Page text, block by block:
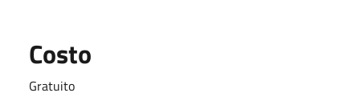
Costo
Gratuito